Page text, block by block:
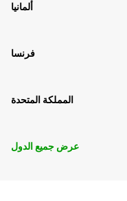
ألمانيا
فرنسا
المملكة المتحدة
عرض جميع الدول